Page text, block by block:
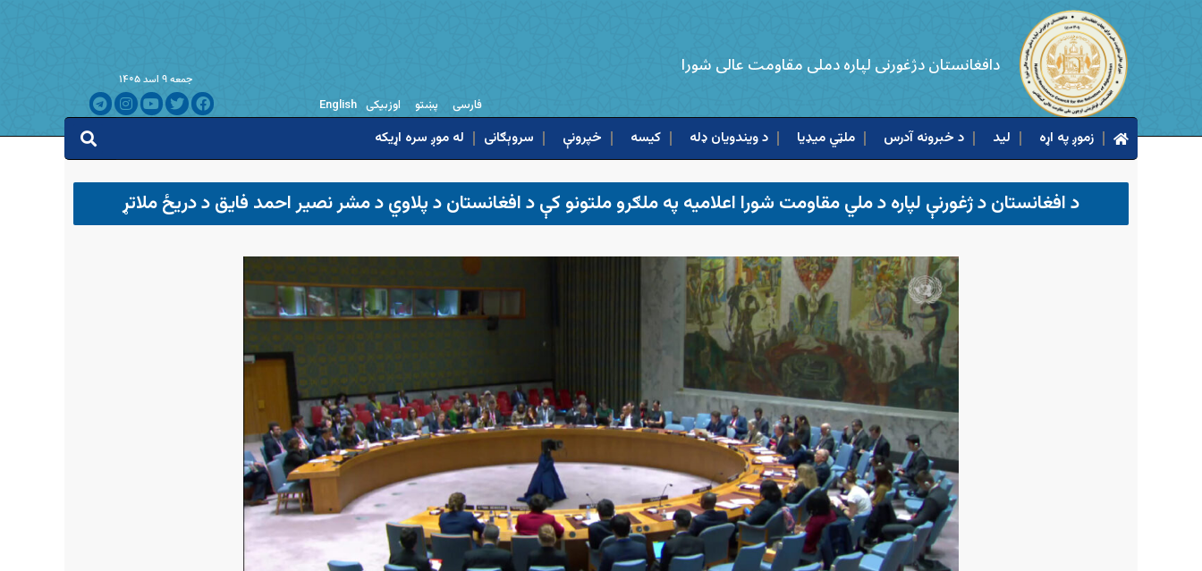
دافغانستان دژغورنی لپاره دملی مقاومت عالی شورا
فارسی پښتو اوزبیکی English
جمعه ۹ اسد ۱۴۰۵
زموږ په اړه لید د خبرونه آدرس ملټي میډیا د ویندویان ډله کیسه خپرونې له موږ سره اړیکه
د افغانستان د ژغورنې لپاره د ملي مقاومت شورا اعلامیه په ملګرو ملتونو کې د افغانستان د پلاوي د مشر نصیر احمد فایق د دریځ ملاتړ